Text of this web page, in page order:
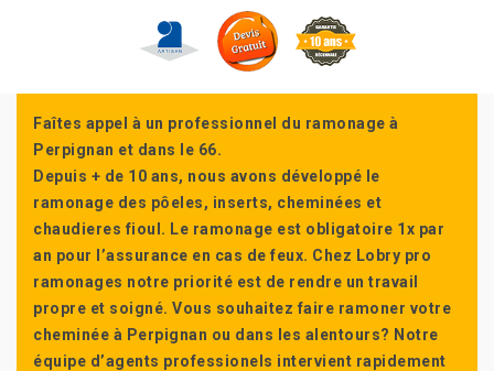
Faîtes appel à un professionnel du ramonage à
Perpignan et dans le 66.
Depuis + de 10 ans, nous avons développé le
ramonage des pôeles, inserts, cheminées et
chaudieres fioul. Le ramonage est obligatoire 1x par
an pour l’assurance en cas de feux. Chez Lobry pro
ramonages notre priorité est de rendre un travail
propre et soigné. Vous souhaitez faire ramoner votre
cheminée à Perpignan ou dans les alentours? Notre
équipe d’agents professionels intervient rapidement